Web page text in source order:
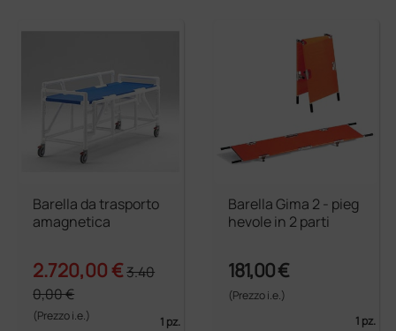
Barella da trasporto
amagnetica
2.720,00 €3.40
0,00 €
(Prezzo i.e.) 1 pz.
Barella Gima 2 - pieg
hevole in 2 parti
181,00 €
(Prezzo i.e.)
1 pz.